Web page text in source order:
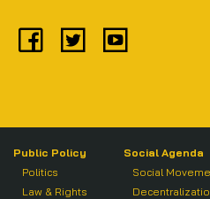
Public Policy
Politics
Law & Rights
Social Agenda
Social